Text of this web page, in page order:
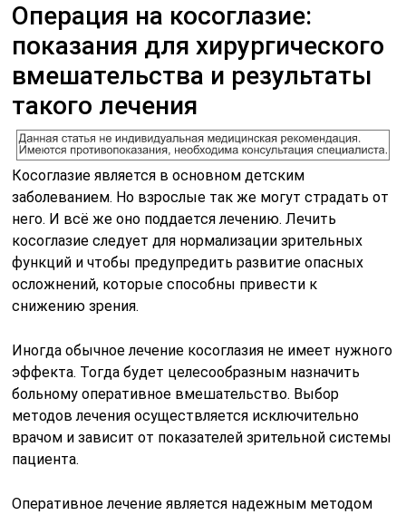
Операция на косоглазие:
показания для хирургического
вмешательства и результаты
такого лечения
Косоглазие является в основном детским
заболеванием. Но взрослые так же могут страдать от
него. И всё же оно поддается лечению. Лечить
косоглазие следует для нормализации зрительных
функций и чтобы предупредить развитие опасных
осложнений, которые способны привести к
снижению зрения.
Иногда обычное лечение косоглазия не имеет нужного
эффекта. Тогда будет целесообразным назначить
больному оперативное вмешательство. Выбор
методов лечения осуществляется исключительно
врачом и зависит от показателей зрительной системы
пациента.
Оперативное лечение является надежным методом